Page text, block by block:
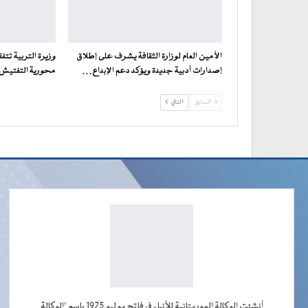
الأمين العام لوزارة الثقافة يشرف على إطلاق
إصدارات أدبية جديدة ويؤكد دعم الإبداع…
وزيرة التربية
محورية التفتيش
السابق التالي